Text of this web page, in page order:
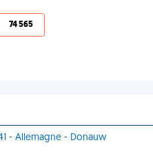
74 565
- Allemagne - Donauw